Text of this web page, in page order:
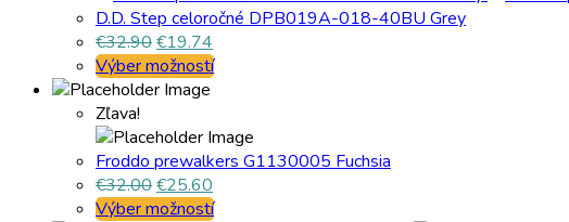
D.D. Step celoročné DPB019A-018-40BU Grey
€32.90€19.74
Výber možností
Zľava!
Froddo prewalkers G1130005 Fuchsia
€32.00€25.60
Výber možností